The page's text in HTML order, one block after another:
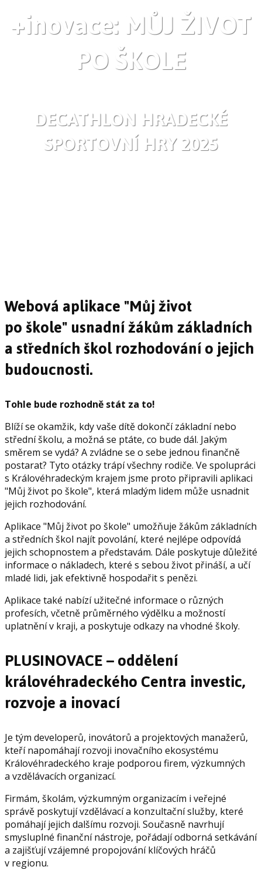
+inovace: MŮJ ŽIVOT
PO ŠKOLE
DECATHLON HRADECKÉ
SPORTOVNÍ HRY 2025
Webová aplikace "Můj život
po škole" usnadní žákům základních
a středních škol rozhodování o jejich
budoucnosti.
Tohle bude rozhodně stát za to!
Blíží se okamžik, kdy vaše dítě dokončí základní nebo
střední školu, a možná se ptáte, co bude dál. Jakým
směrem se vydá? A zvládne se o sebe jednou finančně
postarat? Tyto otázky trápí všechny rodiče. Ve spolupráci
s Královéhradeckým krajem jsme proto připravili aplikaci
"Můj život po škole", která mladým lidem může usnadnit
jejich rozhodování.
Aplikace "Můj život po škole" umožňuje žákům základních
a středních škol najít povolání, které nejlépe odpovídá
jejich schopnostem a představám. Dále poskytuje důležité
informace o nákladech, které s sebou život přináší, a učí
mladé lidi, jak efektivně hospodařit s penězi.
Aplikace také nabízí užitečné informace o různých
profesích, včetně průměrného výdělku a možností
uplatnění v kraji, a poskytuje odkazy na vhodné školy.
PLUSINOVACE – oddělení
královéhradeckého Centra investic,
rozvoje a inovací
Je tým developerů, inovátorů a projektových manažerů,
kteří napomáhají rozvoji inovačního ekosystému
Královéhradeckého kraje podporou firem, výzkumných
a vzdělávacích organizací.
Firmám, školám, výzkumným organizacím i veřejné
správě poskytují vzdělávací a konzultační služby, které
pomáhají jejich dalšímu rozvoji. Současně navrhují
smysluplné finanční nástroje, pořádají odborná setkávání
a zajišťují vzájemné propojování klíčových hráčů
v regionu.